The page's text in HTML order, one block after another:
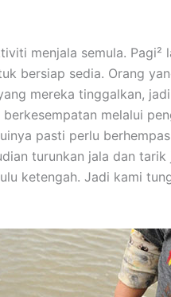
menjala semula.
bersiap sedia. Orang
mereka tinggalkan,
melalui
pasti perlu
turunkan jala dan
ketengah. Jadi kami